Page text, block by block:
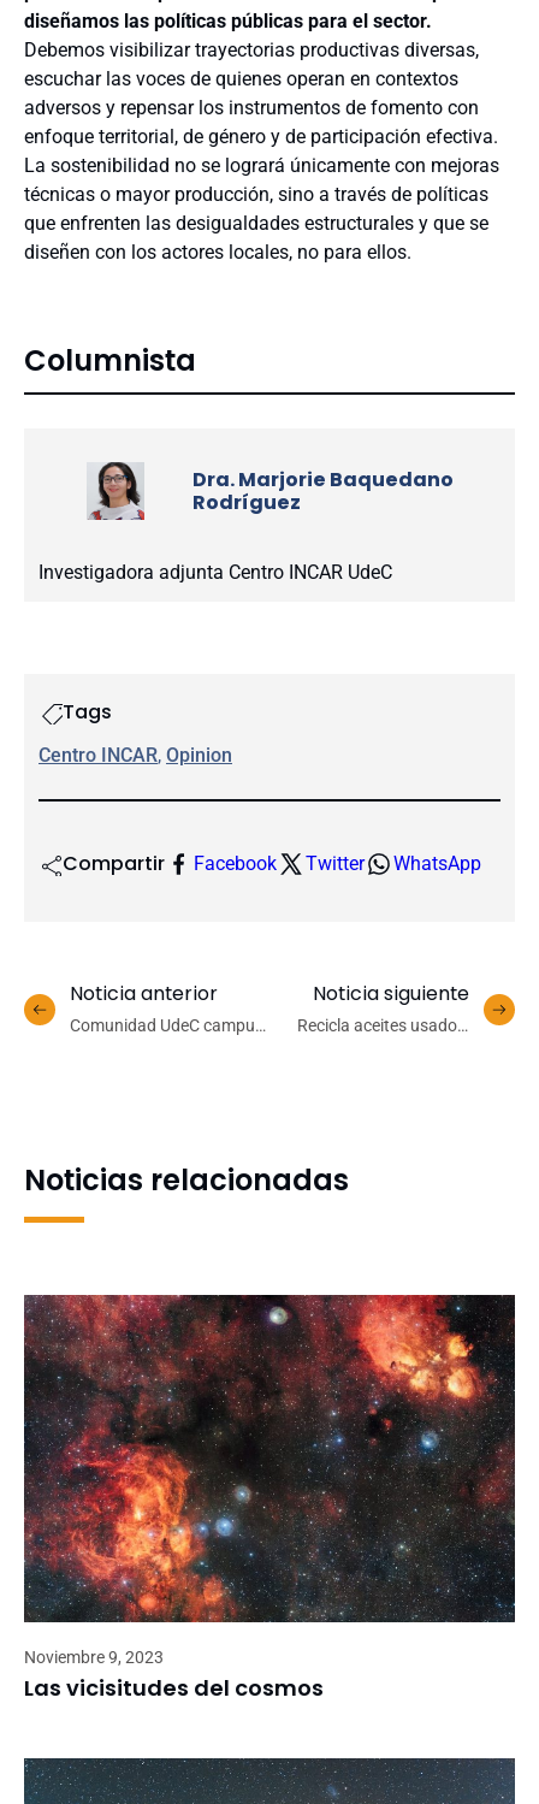
diseñamos las políticas públicas para el sector.
Debemos visibilizar trayectorias productivas diversas,
escuchar las voces de quienes operan en contextos
adversos y repensar los instrumentos de fomento con
enfoque territorial, de género y de participación efectiva.
La sostenibilidad no se logrará únicamente con mejoras
técnicas o mayor producción, sino a través de políticas
que enfrenten las desigualdades estructurales y que se
diseñen con los actores locales, no para ellos.
Columnista
Dra. Marjorie Baquedano
Rodríguez
Investigadora adjunta Centro INCAR UdeC
Tags
Centro INCAR, Opinion
Compartir Facebook Twitter WhatsApp
Noticia anterior
Comunidad UdeC campus
Noticia siguiente
Recicla aceites usados:
Noticias relacionadas
Noviembre 9, 2023
Las vicisitudes del cosmos